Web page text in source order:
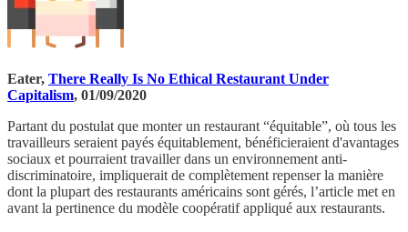
Eater, There Really Is No Ethical Restaurant Under
Capitalism, 01/09/2020
Partant du postulat que monter un restaurant “équitable”, où tous les
travailleurs seraient payés équitablement, bénéficieraient d'avantages
sociaux et pourraient travailler dans un environnement anti-
discriminatoire, impliquerait de complètement repenser la manière
dont la plupart des restaurants américains sont gérés, l’article met en
avant la pertinence du modèle coopératif appliqué aux restaurants.